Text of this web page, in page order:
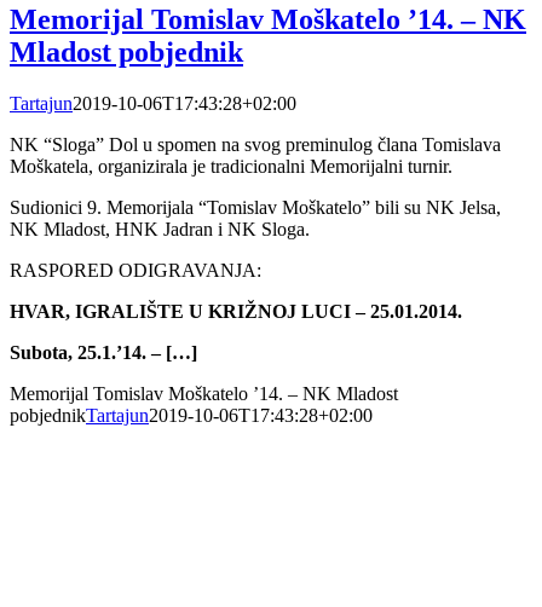
Memorijal Tomislav Moškatelo ’14. – NK
Mladost pobjednik
Tartajun2019-10-06T17:43:28+02:00
NK “Sloga” Dol u spomen na svog preminulog člana Tomislava
Moškatela, organizirala je tradicionalni Memorijalni turnir.
Sudionici 9. Memorijala “Tomislav Moškatelo” bili su NK Jelsa,
NK Mladost, HNK Jadran i NK Sloga.
RASPORED ODIGRAVANJA:
HVAR, IGRALIŠTE U KRIŽNOJ LUCI – 25.01.2014.
Subota, 25.1.’14. – […]
Memorijal Tomislav Moškatelo ’14. – NK Mladost
pobjednikTartajun2019-10-06T17:43:28+02:00